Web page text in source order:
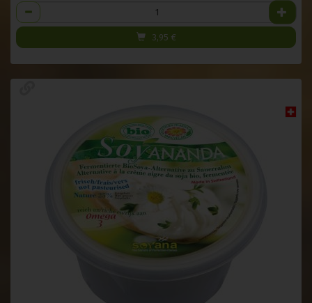
Anzahl
3,95 €